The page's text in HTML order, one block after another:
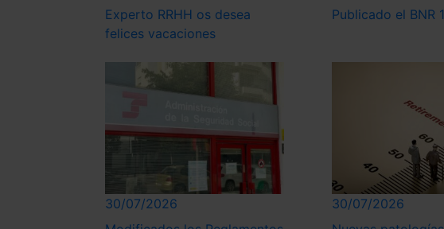
Experto RRHH os desea
felices vacaciones
Publicado el BNR
30/07/2026
30/07/2026